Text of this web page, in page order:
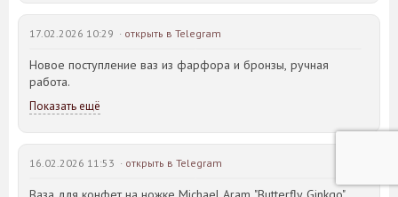
17.02.2026 10:29 · открыть в Telegram
Новое поступление ваз из фарфора и бронзы, ручная
работа.
Показать ещё
16.02.2026 11:53 · открыть в Telegram